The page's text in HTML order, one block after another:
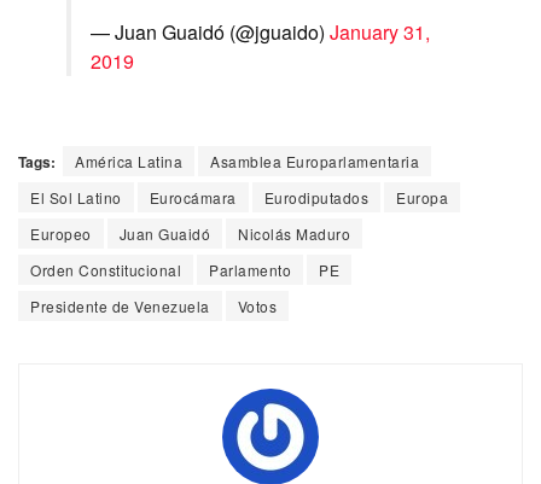
— Juan Guaidó (@jguaido) January 31,
2019
Tags: América Latina
Asamblea Europarlamentaria
El Sol Latino
Eurocámara Eurodiputados
Europa
Europeo
Juan Guaidó
Nicolás Maduro
Orden Constitucional
Parlamento
PE
Presidente de Venezuela
Votos